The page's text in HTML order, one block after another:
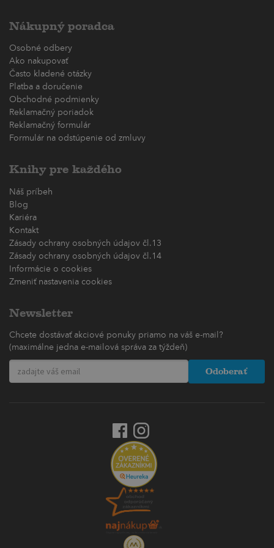
Nákupný poradca
Osobné odbery
Ako nakupovať
Často kladené otázky
Platba a doručenie
Obchodné podmienky
Reklamačný poriadok
Reklamačný formulár
Formulár na odstúpenie od zmluvy
Knihy pre každého
Náš príbeh
Blog
Kariéra
Kontakt
Zásady ochrany osobných údajov čl.13
Zásady ochrany osobných údajov čl.14
Informácie o cookies
Zmeniť nastavenia cookies
Newsletter
Chcete dostávať akciové ponuky priamo na váš e-mail?
(maximálne jedna e-mailová správa za týždeň)
Odoberať